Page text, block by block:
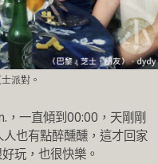
派對。
，一直傾到00:00，天剛剛
也有點醉醺醺，這才回家
玩，也很快樂。